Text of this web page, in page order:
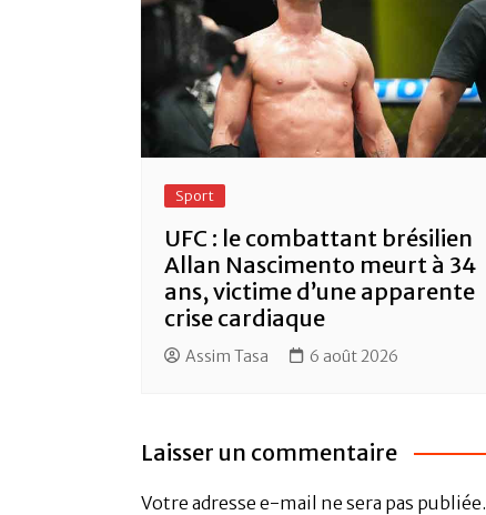
Sport
UFC : le combattant brésilien
Allan Nascimento meurt à 34
ans, victime d’une apparente
crise cardiaque
Assim Tasa 6 août 2026
Laisser un commentaire
Votre adresse e-mail ne sera pas publiée.